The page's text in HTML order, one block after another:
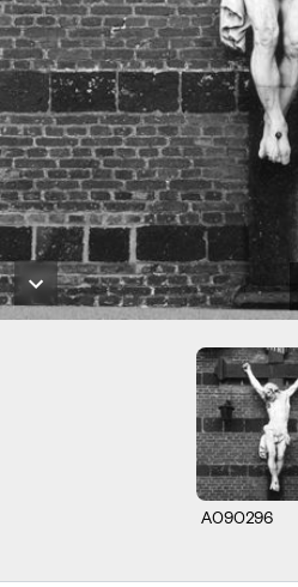
A090296